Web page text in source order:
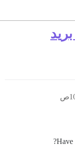
Have